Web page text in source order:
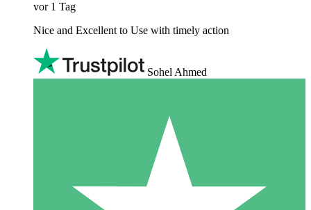
vor 1 Tag
Nice and Excellent to Use with timely action
Sohel Ahmed